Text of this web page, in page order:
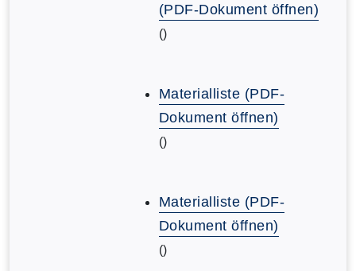
(PDF-Dokument öffnen)
()
Materialliste (PDF-
Dokument öffnen)
()
Materialliste (PDF-
Dokument öffnen)
()